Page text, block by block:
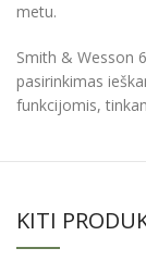
metu.
Smith & Wesson
pasirinkimas
funkcijomis,
KITI